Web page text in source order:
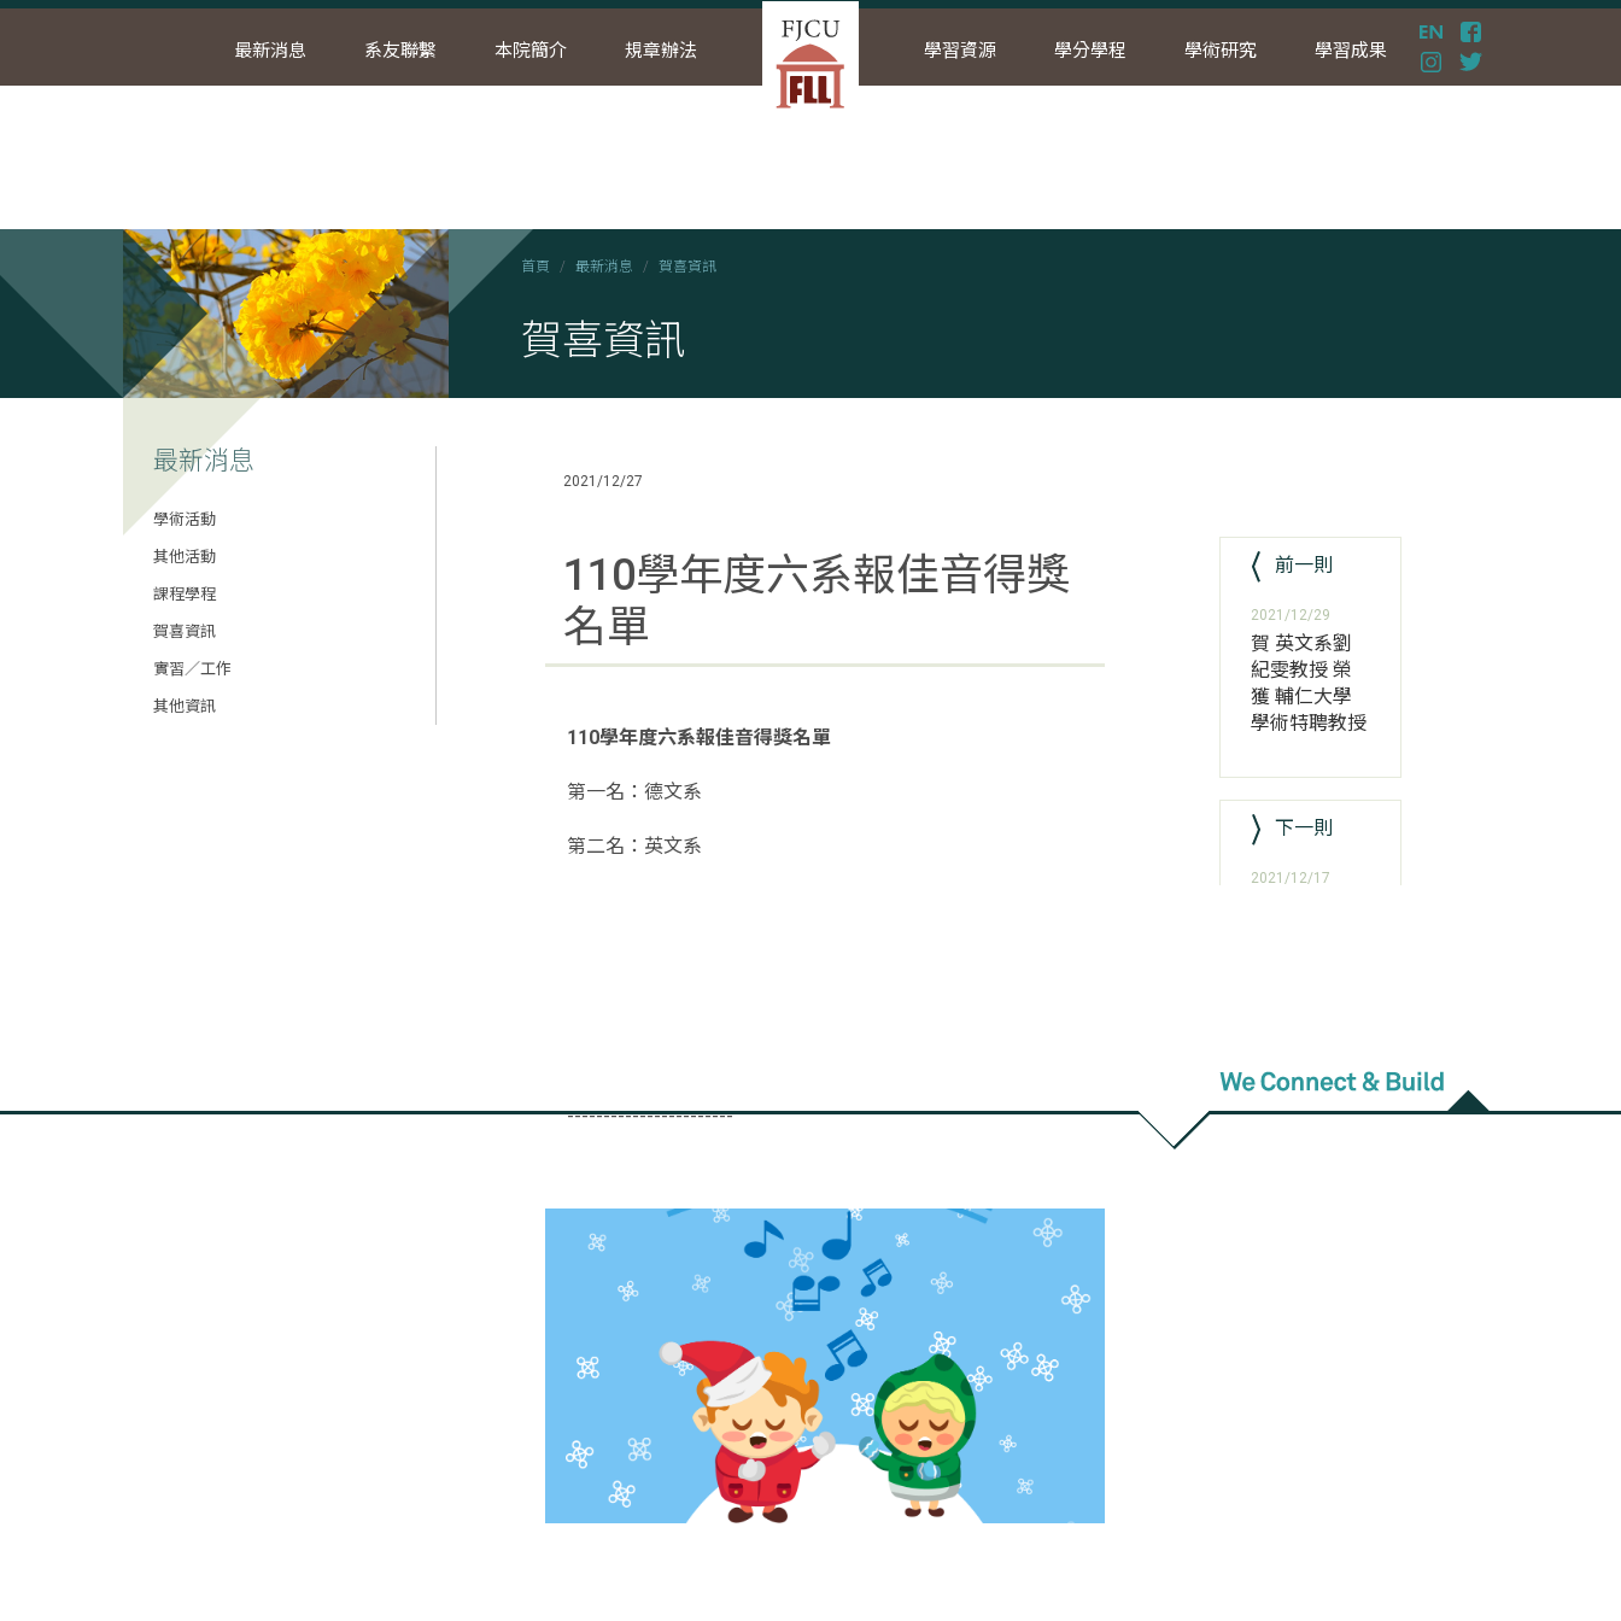
最新消息 系友聯繫 本院簡介 規章辦法 學習資源 學分學程 學術研究 學習成果
首頁 最新消息 賀喜資訊
賀喜資訊
最新消息
學術活動
其他活動
課程學程
賀喜資訊
實習／工作
其他資訊
2021/12/27
110學年度六系報佳音得獎
名單
110學年度六系報佳音得獎名單
第一名：德文系
第二名：英文系
-----------------------
前一則
2021/12/29
賀 英文系劉
紀雯教授 榮
獲 輔仁大學
學術特聘教授
下一則
2021/12/17